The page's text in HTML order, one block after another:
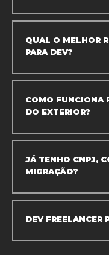
QUAL O MELHOR
PARA DEV?
COMO FUNCIONA
DO EXTERIOR?
JÁ TENHO CNPJ,
MIGRAÇÃO?
DEV FREELANCER